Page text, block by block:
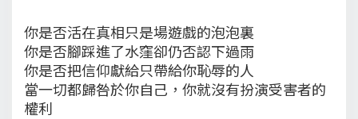
你是否活在真相只是場遊戲的泡泡裏
你是否腳踩進了水窪卻仍否認下過雨
你是否把信仰獻給只帶給你恥辱的人
當一切都歸咎於你自己，你就沒有扮演受害者的
權利